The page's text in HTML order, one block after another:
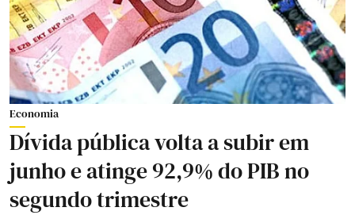
Economia
Dívida pública volta a subir em
junho e atinge 92,9% do PIB no
segundo trimestre